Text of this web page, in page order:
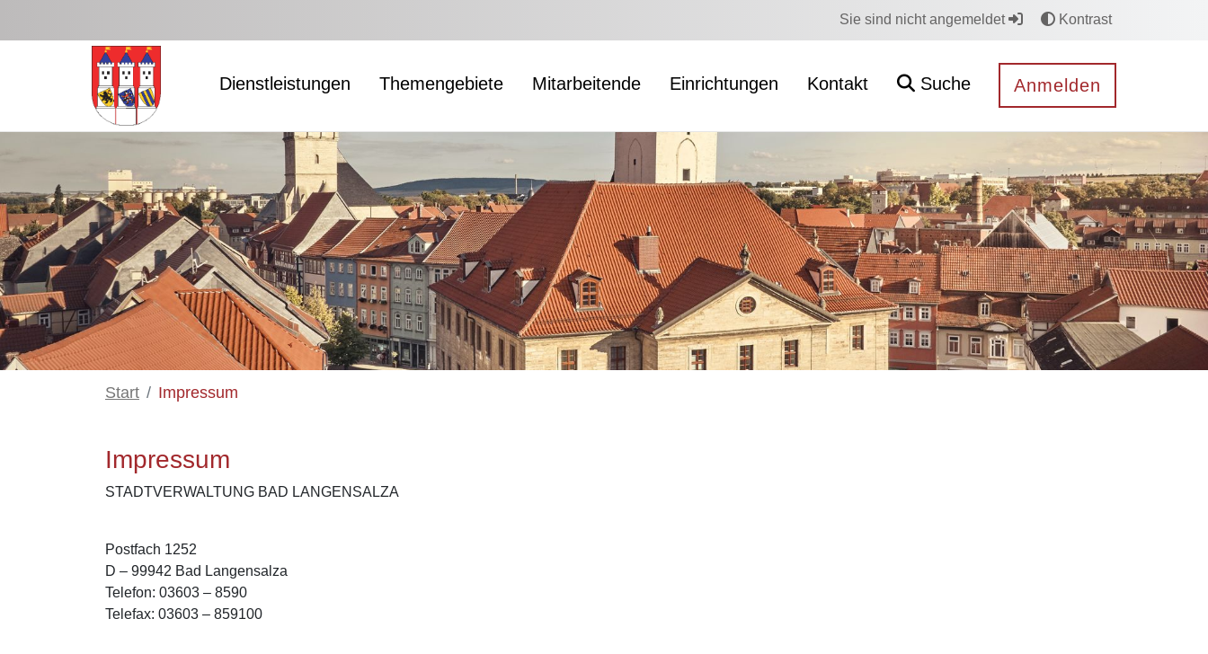
Sie sind nicht angemeldet Kontrast
Dienstleistungen Themengebiete Mitarbeitende Einrichtungen Kontakt Suche Anmelden
Start Impressum
Impressum
STADTVERWALTUNG BAD LANGENSALZA
Postfach 1252
D – 99942 Bad Langensalza
Telefon: 03603 – 8590
Telefax: 03603 – 859100